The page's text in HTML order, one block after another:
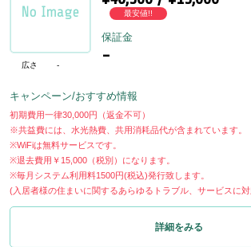
広さ -
最安値!!
保証金
-
キャンペーン/おすすめ情報
初期費用一律30,000円（返金不可）
※共益費には、水光熱費、共用消耗品代が含まれています。
※WiFiは無料サービスです。
※退去費用￥15,000（税別）になります。
※毎月システム利用料1500円(税込)発行致します。
(入居者様の住まいに関するあらゆるトラブル、サービスに
詳細をみる